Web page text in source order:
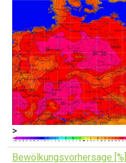
>
Bewölkungsvorhersage [%]